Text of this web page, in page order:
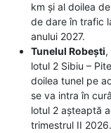
km și al doilea
de dare în trafic
anului 2027.
Tunelul Robești,
lotul 2 Sibiu –
doilea tunel pe
se va intra în
lotul 2 așteaptă
trimestrul II